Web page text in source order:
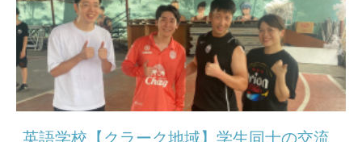
英語学校【クラーク地域】学生同士の交流